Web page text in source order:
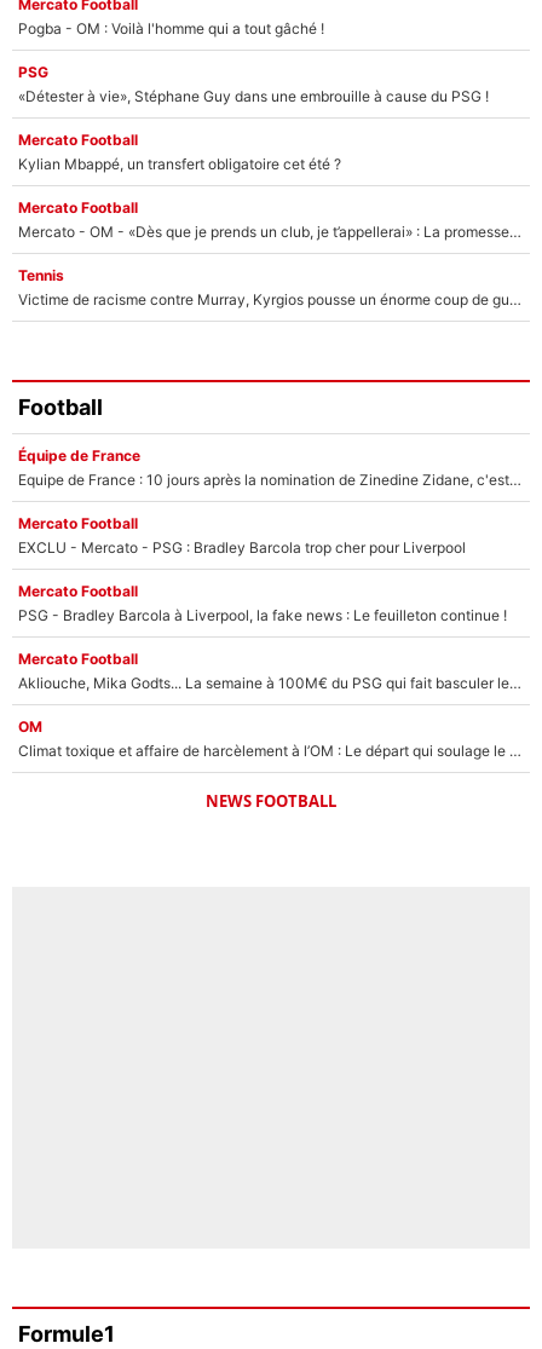
Mercato Football
Pogba - OM : Voilà l'homme qui a tout gâché !
PSG
«Détester à vie», Stéphane Guy dans une embrouille à cause du PSG !
Mercato Football
Kylian Mbappé, un transfert obligatoire cet été ?
Mercato Football
Mercato - OM - «Dès que je prends un club, je t’appellerai» : La promesse de Marcelino au moment de claquer la porte
Tennis
Victime de racisme contre Murray, Kyrgios pousse un énorme coup de gueule !
Football
Équipe de France
Equipe de France : 10 jours après la nomination de Zinedine Zidane, c'est au tour de son fils de prendre un nouveau départ !
Mercato Football
EXCLU - Mercato - PSG : Bradley Barcola trop cher pour Liverpool
Mercato Football
PSG - Bradley Barcola à Liverpool, la fake news : Le feuilleton continue !
Mercato Football
Akliouche, Mika Godts... La semaine à 100M€ du PSG qui fait basculer le mercato du PSG !
OM
Climat toxique et affaire de harcèlement à l’OM : Le départ qui soulage le vestiaire de Bruno Genesio
NEWS FOOTBALL
Formule1